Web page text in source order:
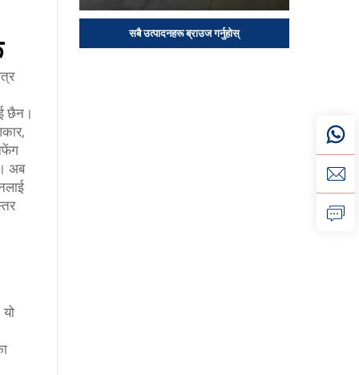
छैन।
अब
सबै उत्पादनहरू ब्राउज गर्नुहोस्